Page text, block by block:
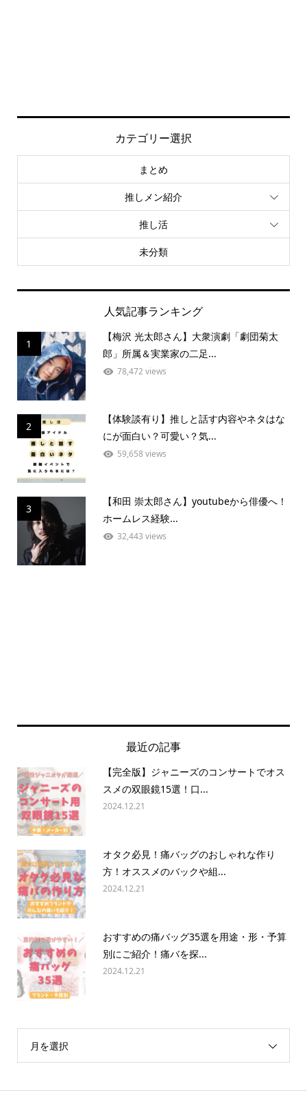
カテゴリー選択
まとめ
推しメン紹介
推し活
未分類
人気記事ランキング
1
【梅沢 光太郎さん】大衆演劇「劇団菊太
郎」所属＆実業家の二足...
78,472 views
2
【体験談有り】推しと話す内容やネタはな
にが面白い？可愛い？気...
59,658 views
3
【和田 崇太郎さん】youtubeから俳優へ！
ホームレス経験...
32,443 views
最近の記事
【完全版】ジャニーズのコンサートでオス
スメの双眼鏡15選！口...
2024.12.21
オタク必見！痛バッグのおしゃれな作り
方！オススメのバックや組...
2024.12.21
おすすめの痛バッグ35選を用途・形・予算
別にご紹介！痛バを探...
2024.12.21
月を選択